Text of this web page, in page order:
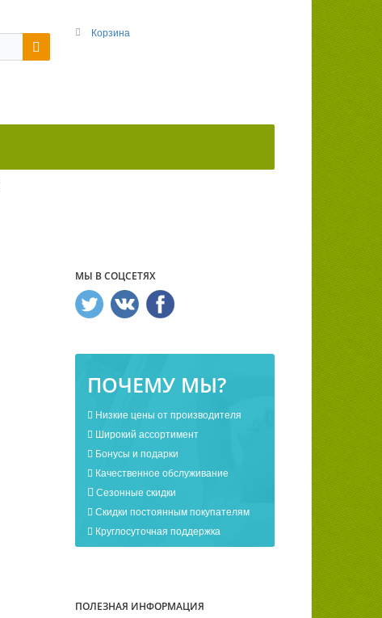
Корзина
МЫ В СОЦСЕТЯХ
ПОЧЕМУ МЫ?
Низкие цены от производителя
Широкий ассортимент
Бонусы и подарки
Качественное обслуживание
Сезонные скидки
Скидки постоянным покупателям
Круглосуточная поддержка
ПОЛЕЗНАЯ ИНФОРМАЦИЯ